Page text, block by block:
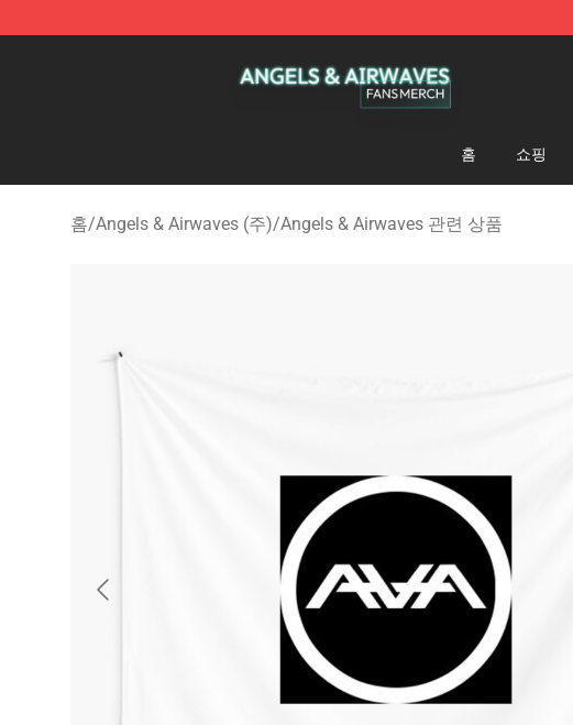
홈 쇼핑
홈/Angels & Airwaves (주)/Angels & Airwaves 관련 상품